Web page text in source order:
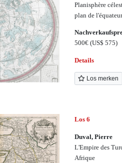
Planisphère
plan de l'équateur
500€ (US$ 575)
Details
Los merken
Los 6
Duval, Pierre
L'Empire des
Afrique